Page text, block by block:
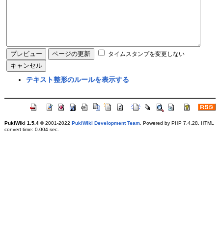
タイムスタンプを変更しない
テキスト整形のルールを表示する
PukiWiki 1.5.4© 2001-2022 PukiWiki Development Team. Powered by PHP 7.4.28. HTML
convert time: 0.004 sec.